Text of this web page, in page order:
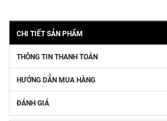
CHI TIẾT SẢN PHẨM
THÔNG TIN THANH TOÁN
HƯỚNG DẪN MUA HÀNG
ĐÁNH GIÁ